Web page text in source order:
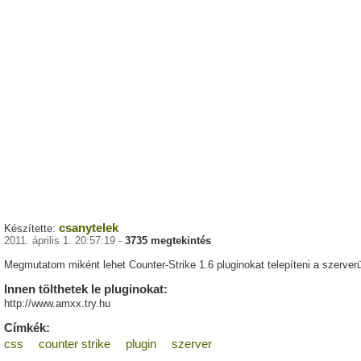
Készítette: csanytelek
2011. április 1. 20:57:19 - 3735 megtekintés
Megmutatom miként lehet Counter-Strike 1.6 pluginokat telepíteni a
Innen tölthetek le pluginokat:
http://www.amxx.try.hu
Címkék:
css
counter strike plugin szerver